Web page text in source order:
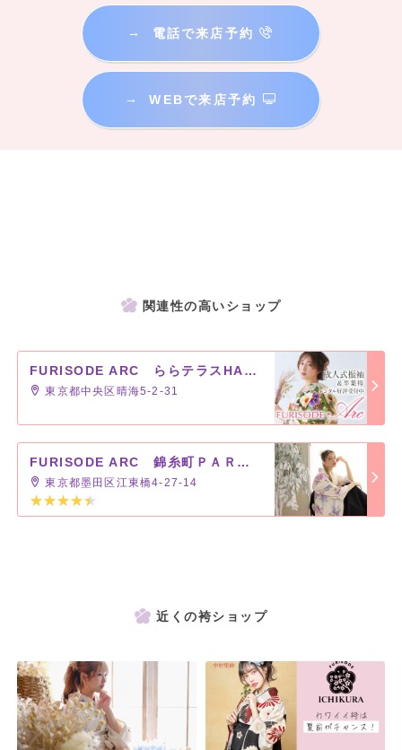
→ 電話で来店予約
→ WEBで来店予約
関連性の高いショップ
FURISODE ARC ららテラスHARUMI FLAG店
東京都中央区晴海5-2-31
FURISODE ARC 錦糸町ＰＡＲＣＯ店
東京都墨田区江東橋4-27-14
近くの袴ショップ